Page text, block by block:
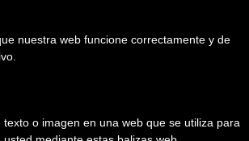
nuestra web funcione correctamente y de
o imagen en una web que se utiliza para